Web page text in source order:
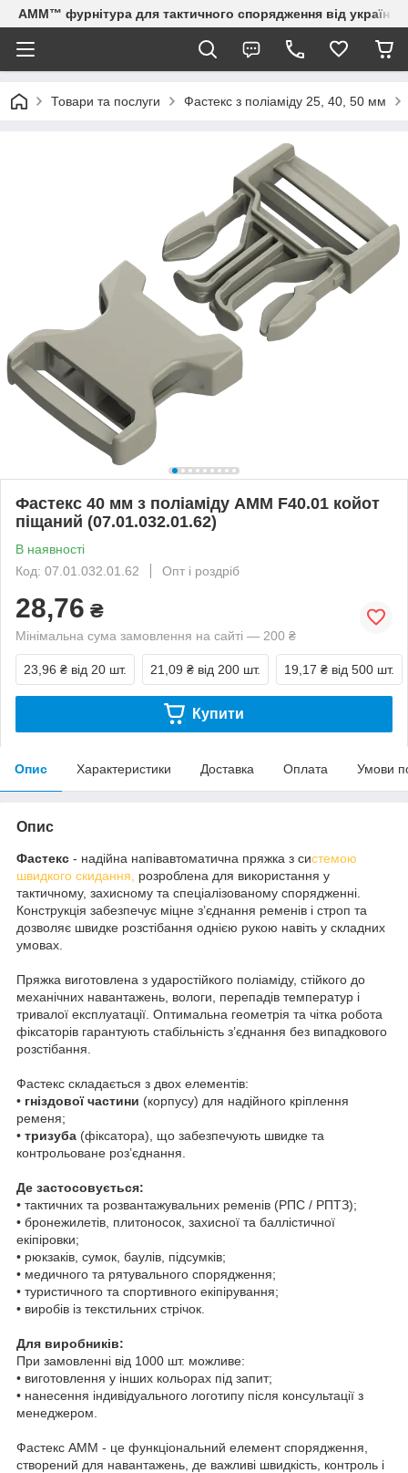
AMM™ фурнітура для тактичного спорядження від
Товари та послуги Фастекс з поліаміду 25, 40, 50 мм
Фастекс 40 мм з поліаміду AMM F40.01 койот
піщаний (07.01.032.01.62)
В наявності
Код: 07.01.032.01.62
Опт і роздріб
28,76 ₴
Мінімальна сума замовлення на сайті — 200 ₴
23,96 ₴ від 20 шт. 21,09 ₴ від 200 шт. 19,17 ₴ від 500 шт.
Купити
Опис Характеристики Доставка Оплата Умови
Опис
Фастекс - надійна напівавтоматична пряжка з системою
швидкого скидання, розроблена для використання у
тактичному, захисному та спеціалізованому спорядженні.
Конструкція забезпечує міцне з’єднання ременів і строп та
дозволяє швидке розстібання однією рукою навіть у складних
умовах.
Пряжка виготовлена з ударостійкого поліаміду, стійкого до
механічних навантажень, вологи, перепадів температур і
тривалої експлуатації. Оптимальна геометрія та чітка робота
фіксаторів гарантують стабільність з’єднання без випадкового
розстібання.
Фастекс складається з двох елементів:
• гніздової частини (корпусу) для надійного кріплення
ременя;
• тризуба (фіксатора), що забезпечують швидке та
контрольоване роз’єднання.
Де застосовується:
• тактичних та розвантажувальних ременів (РПС / РПТЗ);
• бронежилетів, плитоносок, захисної та баллістичної
екіпіровки;
• рюкзаків, сумок, баулів, підсумків;
• медичного та рятувального спорядження;
• туристичного та спортивного екіпірування;
• виробів із текстильних стрічок.
Для виробників:
При замовленні від 1000 шт. можливе:
• виготовлення у інших кольорах під запит;
• нанесення індивідуального логотипу після консультації з
менеджером.
Фастекс АММ - це функціональний елемент спорядження,
створений для навантажень, де важливі швидкість, контроль і